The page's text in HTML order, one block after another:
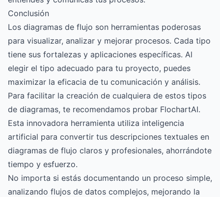
Conclusión
Los diagramas de flujo son herramientas poderosas
para visualizar, analizar y mejorar procesos. Cada tipo
tiene sus fortalezas y aplicaciones específicas. Al
elegir el tipo adecuado para tu proyecto, puedes
maximizar la eficacia de tu comunicación y análisis.
Para facilitar la creación de cualquiera de estos tipos
de diagramas, te recomendamos probar FlochartAI.
Esta innovadora herramienta utiliza inteligencia
artificial para convertir tus descripciones textuales en
diagramas de flujo claros y profesionales, ahorrándote
tiempo y esfuerzo.
No importa si estás documentando un proceso simple,
analizando flujos de datos complejos, mejorando la